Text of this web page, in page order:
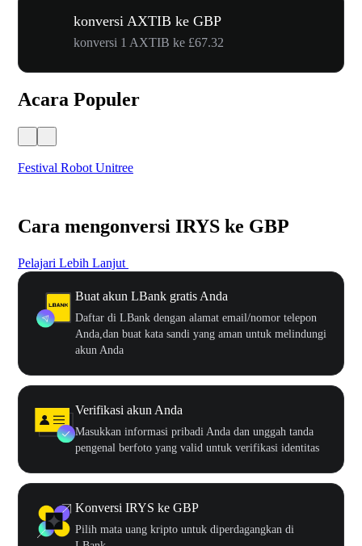
konversi AXTIB ke GBP
konversi 1 AXTIB ke £67.32
Acara Populer
Festival Robot Unitree
Cara mengonversi IRYS ke GBP
Pelajari Lebih Lanjut
Buat akun LBank gratis Anda
Daftar di LBank dengan alamat email/nomor telepon
Anda,dan buat kata sandi yang aman untuk melindungi
akun Anda
Verifikasi akun Anda
Masukkan informasi pribadi Anda dan unggah tanda
pengenal berfoto yang valid untuk verifikasi identitas
Konversi IRYS ke GBP
Pilih mata uang kripto untuk diperdagangkan di